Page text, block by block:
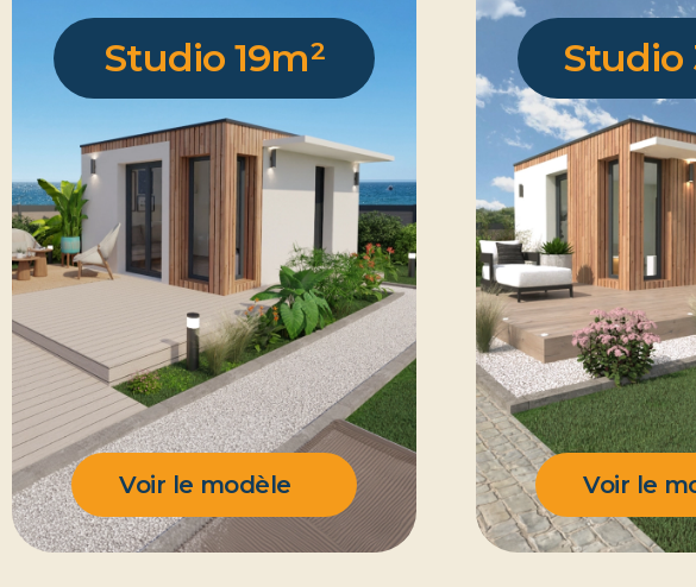
Studio 19m²
Voir le modèle
Studio
Voir le